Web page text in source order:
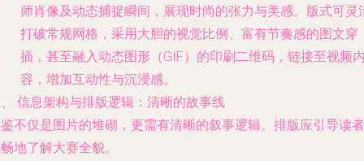
师肖像及动态捕捉瞬间，展现时尚的张力与美感。版式可灵
打破常规网格，采用大胆的视觉比例、富有节奏感的图文穿
插，甚至融入动态图形（GIF）的印刷二维码，链接至视频
容，增加互动性与沉浸感。
信息架构与排版逻辑：清晰的故事线
不仅是图片的堆砌，更需有清晰的叙事逻辑。排版应引导读者
地了解大赛全貌。